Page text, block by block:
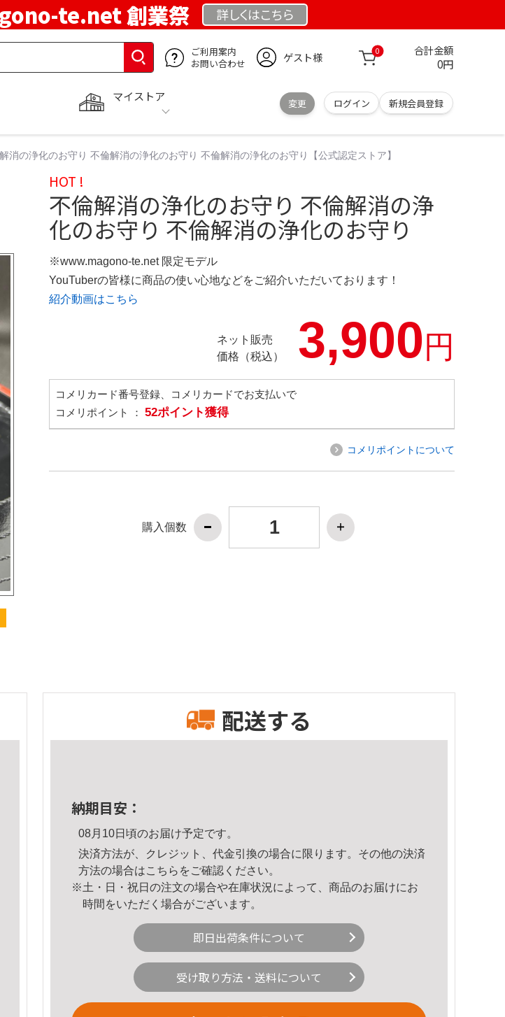
te.net 創業祭 詳しくはこちら
ご利用案内
お問い合わせ
ゲスト様 0 合計金額
0円
マイストア
変更 ログイン 新規会員登録
消の浄化のお守り 不倫解消の浄化のお守り 不倫解消の浄化のお守り【公式認定ストア】
HOT !
不倫解消の浄化のお守り 不倫解消の浄
化のお守り 不倫解消の浄化のお守り
※www.magono-te.net 限定モデル
YouTuberの皆様に商品の使い心地などをご紹介いただいております！
紹介動画はこちら
ネット販売
価格（税込）
3,900円
コメリカード番号登録、コメリカードでお支払いで
コメリポイント ： 52ポイント獲得
コメリポイントについて
購入個数
配送する
納期目安：
08月10日頃のお届け予定です。
決済方法が、クレジット、代金引換の場合に限ります。その他の決済
方法の場合はこちら をご確認ください。
※土・日・祝日の注文の場合や在庫状況によって、商品のお届けにお
時間をいただく場合がございます。
即日出荷条件について
受け取り方法・送料について